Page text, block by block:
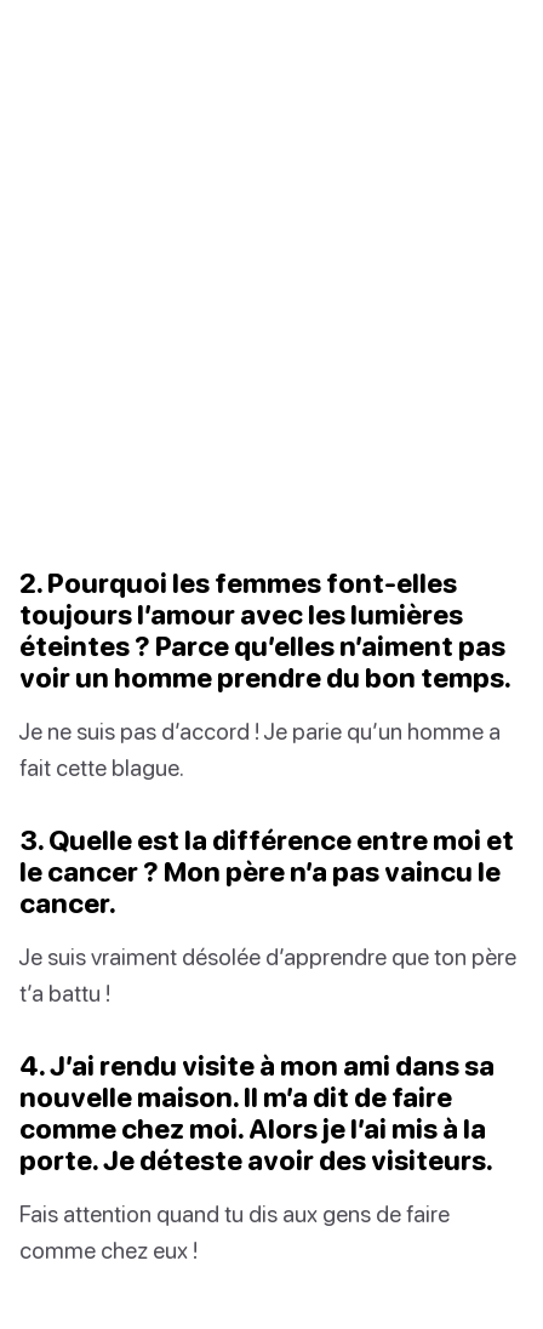
2. Pourquoi les femmes font-elles
toujours l’amour avec les lumières
éteintes ? Parce qu’elles n’aiment pas
voir un homme prendre du bon temps.
Je ne suis pas d’accord ! Je parie qu’un homme a
fait cette blague.
3. Quelle est la différence entre moi et
le cancer ? Mon père n’a pas vaincu le
cancer.
Je suis vraiment désolée d’apprendre que ton père
t’a battu !
4. J’ai rendu visite à mon ami dans sa
nouvelle maison. Il m’a dit de faire
comme chez moi. Alors je l’ai mis à la
porte. Je déteste avoir des visiteurs.
Fais attention quand tu dis aux gens de faire
comme chez eux !